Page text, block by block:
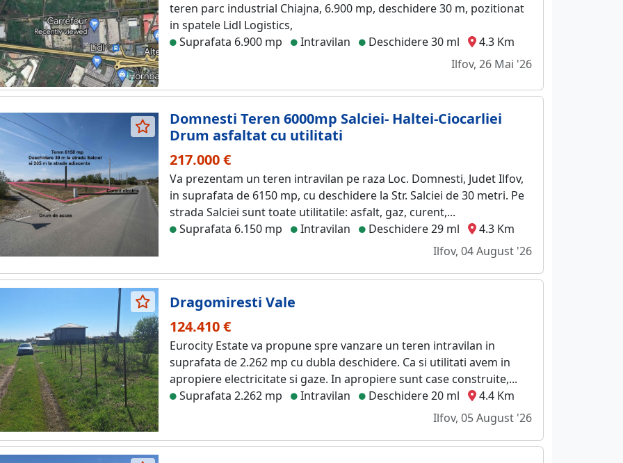
teren parc industrial Chiajna, 6.900 mp, deschidere 30 m, pozitionat
in spatele Lidl Logistics,
Suprafata 6.900 mp
Intravilan Deschidere 30 ml
4.3 Km
Ilfov, 26 Mai '26
Domnesti Teren 6000mp Salciei- Haltei-Ciocarliei
Drum asfaltat cu utilitati
217.000 €
Va prezentam un teren intravilan pe raza Loc. Domnesti, Judet Ilfov,
in suprafata de 6150 mp, cu deschidere la Str. Salciei de 30 metri. Pe
strada Salciei sunt toate utilitatile: asfalt, gaz, curent,...
Suprafata 6.150 mp
Intravilan Deschidere 29 ml
4.3 Km
Ilfov, 04 August '26
Dragomiresti Vale
124.410 €
Eurocity Estate va propune spre vanzare un teren intravilan in
suprafata de 2.262 mp cu dubla deschidere. Ca si utilitati avem in
apropiere electricitate si gaze. In apropiere sunt case construite,...
Suprafata 2.262 mp
Intravilan Deschidere 20 ml
4.4 Km
Ilfov, 05 August '26